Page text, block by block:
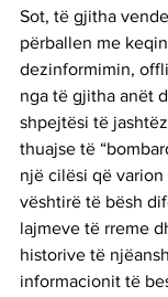
Sot, të gjitha
përballen me
dezinformimin,
nga të gjitha anët
shpejtësi të
thuajse të
një cilësi që
vështirë të bësh
lajmeve të rreme
historive të
informacionit të